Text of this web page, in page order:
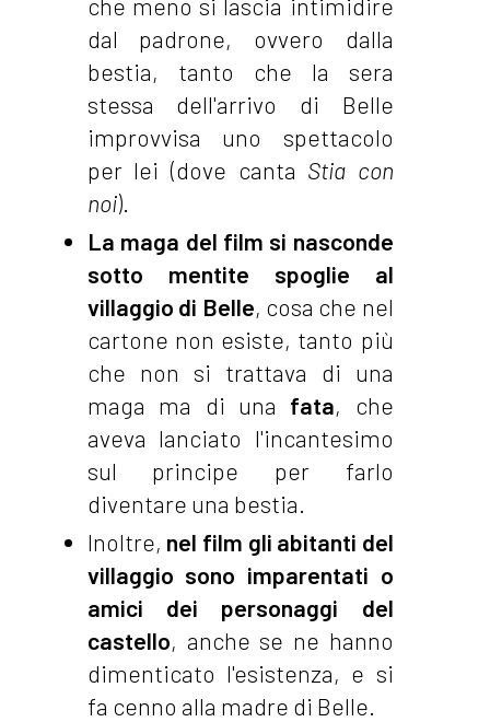
che meno si lascia intimidire
dal padrone, ovvero dalla
bestia, tanto che la sera
stessa dell'arrivo di Belle
improvvisa uno spettacolo
per lei (dove canta Stia con
noi).
La maga del film si nasconde
sotto mentite spoglie al
villaggio di Belle, cosa che nel
cartone non esiste, tanto più
che non si trattava di una
maga ma di una fata, che
aveva lanciato l'incantesimo
sul principe per farlo
diventare una bestia.
Inoltre, nel film gli abitanti del
villaggio sono imparentati o
amici dei personaggi del
castello, anche se ne hanno
dimenticato l'esistenza, e si
fa cenno alla madre di Belle.